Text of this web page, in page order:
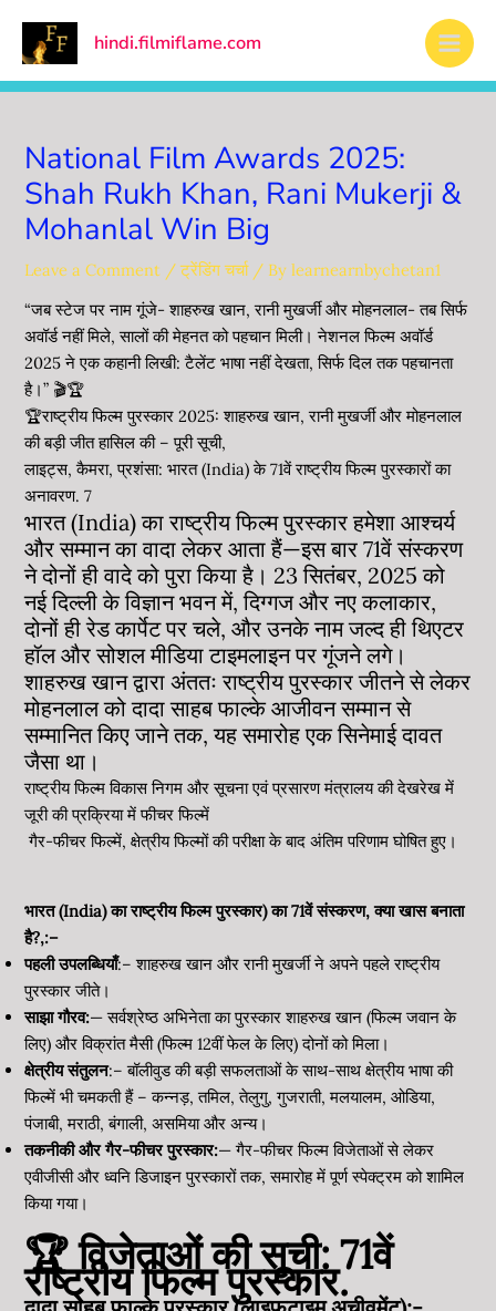
content
hindi.filmiflame.com
Main
National Film Awards 2025:
Shah Rukh Khan, Rani Mukerji &
Mohanlal Win Big
Leave a Comment /ट्रेंडिंग चर्चा/ Bylearnearnbychetan1
“जब स्टेज पर नाम गूंजे- शाहरुख खान, रानी मुखर्जी और मोहनलाल- तब ​​सिर्फ
अवॉर्ड नहीं मिले, सालों की मेहनत को पहचान मिली। नेशनल फिल्म अवॉर्ड
2025 ने एक कहानी लिखी: टैलेंट भाषा नहीं देखता, सिर्फ दिल तक पहचानता
है।” 🎬🏆
🏆राष्ट्रीय फिल्म पुरस्कार 2025: शाहरुख खान, रानी मुखर्जी और मोहनलाल
की बड़ी जीत हासिल की – पूरी सूची,
लाइट्स, कैमरा, प्रशंसा: भारत (India) के 71वें राष्ट्रीय फिल्म पुरस्कारों का
अनावरण. 7
भारत (India) का राष्ट्रीय फिल्म पुरस्कार हमेशा आश्चर्य
और सम्मान का वादा लेकर आता हैं—इस बार 71वें संस्करण
ने दोनों ही वादे को पुरा किया है। 23 सितंबर, 2025 को
नई दिल्ली के विज्ञान भवन में, दिग्गज और नए कलाकार,
दोनों ही रेड कार्पेट पर चले, और उनके नाम जल्द ही थिएटर
हॉल और सोशल मीडिया टाइमलाइन पर गूंजने लगे।
शाहरुख खान द्वारा अंततः राष्ट्रीय पुरस्कार जीतने से लेकर
मोहनलाल को दादा साहब फाल्के आजीवन सम्मान से
सम्मानित किए जाने तक, यह समारोह एक सिनेमाई दावत
जैसा था।
राष्ट्रीय फिल्म विकास निगम और सूचना एवं प्रसारण मंत्रालय की देखरेख में
जूरी की प्रक्रिया में फीचर फिल्में
गैर-फीचर फिल्में, क्षेत्रीय फिल्मों की परीक्षा के बाद अंतिम परिणाम घोषित हुए।
भारत (India) का राष्ट्रीय फिल्म पुरस्कार) का 71वें संस्करण,क्या खास बनाता
है?,:–
पहली उपलब्धियाँ:– शाहरुख खान और रानी मुखर्जी ने अपने पहले राष्ट्रीय
पुरस्कार जीते।
साझा गौरव:— सर्वश्रेष्ठ अभिनेता का पुरस्कार शाहरुख खान (फिल्म जवान के
लिए) और विक्रांत मैसी (फिल्म 12वीं फेल के लिए) दोनों को मिला।
क्षेत्रीय संतुलन:– बॉलीवुड की बड़ी सफलताओं के साथ-साथ क्षेत्रीय भाषा की
फिल्में भी चमकती हैं – कन्नड़, तमिल, तेलुगु, गुजराती, मलयालम, ओडिया,
पंजाबी, मराठी, बंगाली, असमिया और अन्य।
तकनीकी और गैर-फीचर पुरस्कार:— गैर-फीचर फिल्म विजेताओं से लेकर
एवीजीसी और ध्वनि डिजाइन पुरस्कारों तक, समारोह में पूर्ण स्पेक्ट्रम को शामिल
किया गया।
🏆 विजेताओं की सूची: 71वें
राष्ट्रीय फिल्म पुरस्कार.